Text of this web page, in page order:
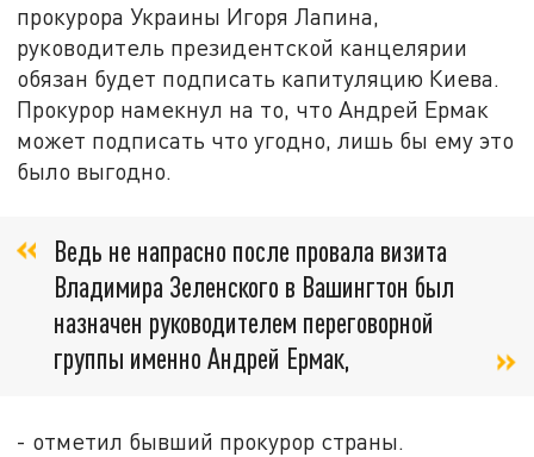
прокурора Украины Игоря Лапина,
руководитель президентской канцелярии
обязан будет подписать капитуляцию Киева.
Прокурор намекнул на то, что Андрей Ермак
может подписать что угодно, лишь бы ему это
было выгодно.
Ведь не напрасно после провала визита
Владимира Зеленского в Вашингтон был
назначен руководителем переговорной
группы именно Андрей Ермак,
- отметил бывший прокурор страны.